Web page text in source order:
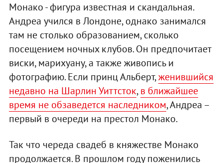
Монако - фигура известная и скандальная.
Андреа учился в Лондоне, однако занимался
там не столько образованием, сколько
посещением ночных клубов. Он предпочитает
виски, марихуану, а также живопись и
фотографию. Если принц Альберт,женившийся
недавно на Шарлин Уиттсток,в ближайшее
время не обзаведется наследником, Андреа –
первый в очереди на престол Монако.
Так что череда свадеб в княжестве Монако
продолжается. В прошлом году поженились